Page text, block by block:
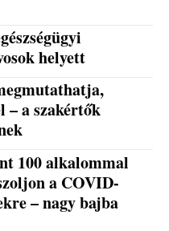
helyett
– a szakértők
100 alkalommal
a COVID-
– nagy bajba